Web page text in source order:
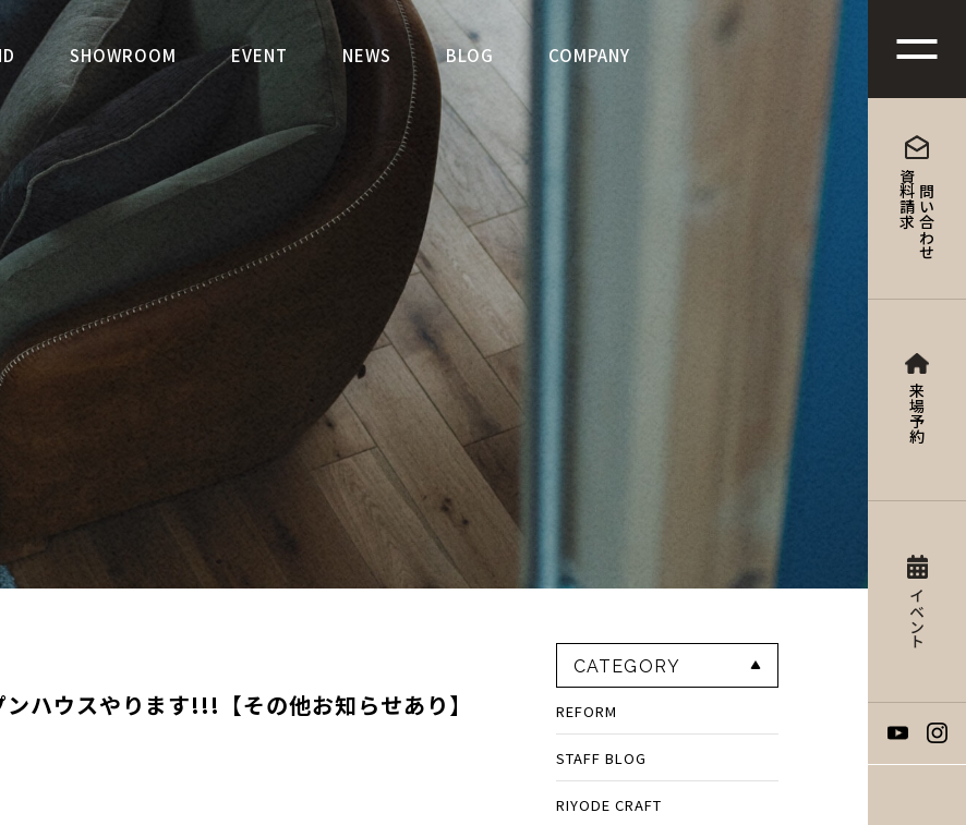
宅を手がけるリヨ工房舎｜心地よさを形にする家づくり
資料請求お問い合わせ
来場予約
イベント
SHOWROOM EVENT NEWS BLOG COMPANY
ウスやります!!!【その他お知らせあり】
CATEGORY
REFORM
STAFF BLOG
RIYODE CRAFT